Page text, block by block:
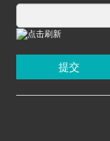
提交